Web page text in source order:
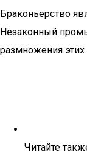
Браконьерство
Незаконный
размножения
Читайте